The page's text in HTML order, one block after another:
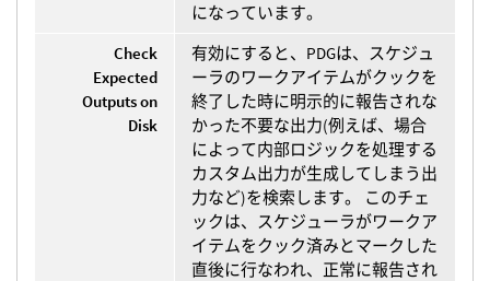
になっています。
Check
Expected
Outputs on
Disk
有効にすると、PDGは、スケジュ
ーラのワークアイテムがクックを
終了した時に明示的に報告されな
かった不要な出力(例えば、場合
によって内部ロジックを処理する
カスタム出力が生成してしまう出
力など)を検索します。 このチェ
ックは、スケジューラがワークア
イテムをクック済みとマークした
直後に行なわれ、正常に報告され